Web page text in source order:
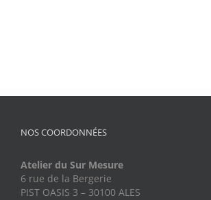
NOS COORDONNÉES
Atelier du Sur Mesure
6 rue de la Bergerie
PIST OASIS 3 – 30100 ALES